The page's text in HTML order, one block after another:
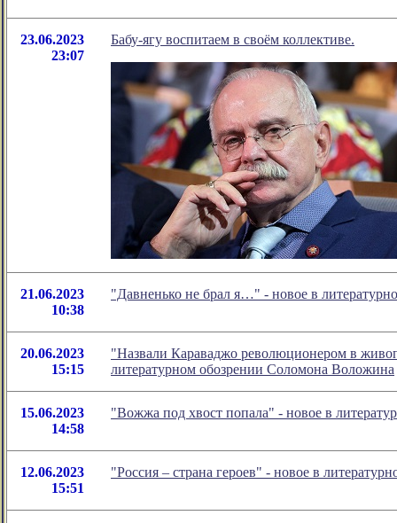
23.06.2023
23:07
Бабу-ягу воспитаем в своём коллективе.
21.06.2023
10:38
"Давненько не брал я…" - новое в
20.06.2023
15:15
"Назвали Караваджо революционером в
литературном обозрении Соломона Воложина
15.06.2023
14:58
"Вожжа под хвост попала" - новое в
12.06.2023
15:51
"Россия – страна героев" - новое в